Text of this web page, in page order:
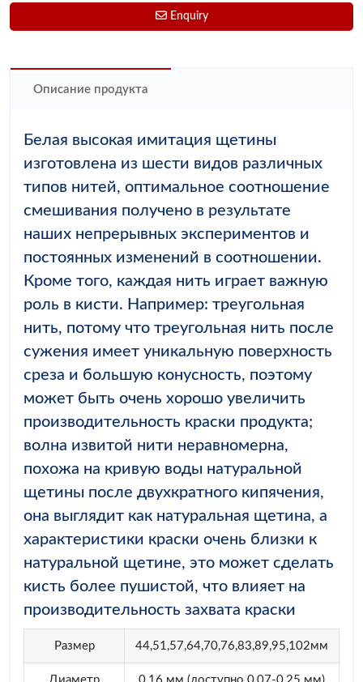
Enquiry
Описание продукта
Белая высокая имитация щетины
изготовлена из шести видов различных
типов нитей, оптимальное соотношение
смешивания получено в результате
наших непрерывных экспериментов и
постоянных изменений в соотношении.
Кроме того, каждая нить играет важную
роль в кисти. Например: треугольная
нить, потому что треугольная нить после
сужения имеет уникальную поверхность
среза и большую конусность, поэтому
может быть очень хорошо увеличить
производительность краски продукта;
волна извитой нити неравномерна,
похожа на кривую воды натуральной
щетины после двухкратного кипячения,
она выглядит как натуральная щетина, а
характеристики краски очень близки к
натуральной щетине, это может сделать
кисть более пушистой, что влияет на
производительность захвата краски
Размер 44,51,57,64,70,76,83,89,95,102мм
Диаметр 0,16 мм (доступно 0,07-0,25 мм)